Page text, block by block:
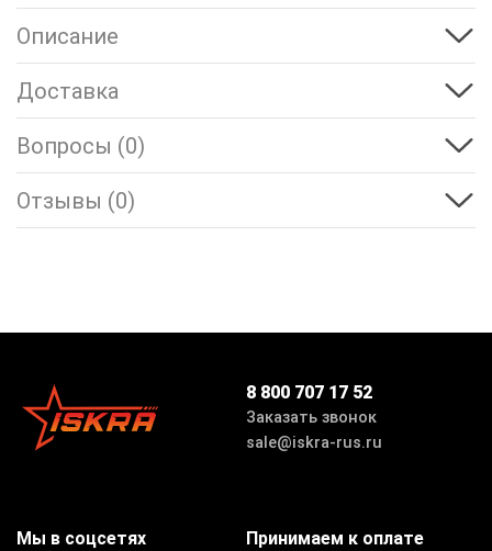
Описание
Доставка
Вопросы (0)
Отзывы (0)
8 800 707 17 52
Заказать звонок
sale@iskra-rus.ru
Принимаем к оплате
Мы в соцсетях